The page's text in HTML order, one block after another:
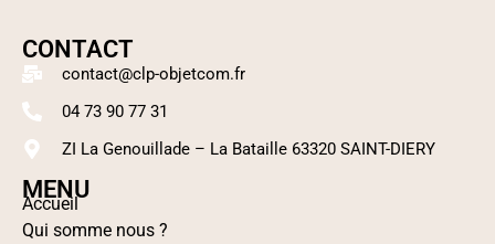
MENU
Accueil
Qui somme nous ?
CONTACT
contact@clp-objetcom.fr
04 73 90 77 31
ZI La Genouillade – La Bataille 63320 SAINT-DIERY